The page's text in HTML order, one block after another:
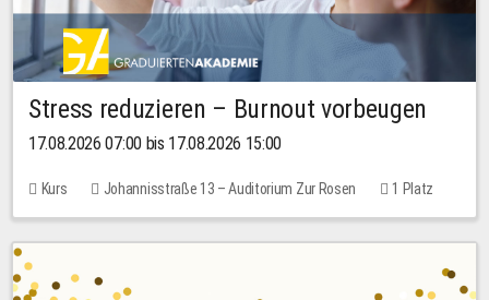
Stress reduzieren – Burnout vorbeugen
17.08.2026 07:00 bis 17.08.2026 15:00
Kurs Johannisstraße 13 – Auditorium Zur Rosen
1 Platz
10,00 EUR